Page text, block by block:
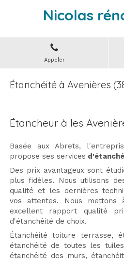
Nicolas
Appeler
Étanchéité à Avenières
Étancheur à les
Basée aux Abrets,
propose ses services
Des prix avantageux sont
plus fidèles. Nous utilisons
qualité et les dernières
vos attentes. Nous mettons
excellent rapport qualité
d'étanchéité de choix.
Étanchéité toiture terrasse,
étanchéité de toutes les
étanchéité des murs,